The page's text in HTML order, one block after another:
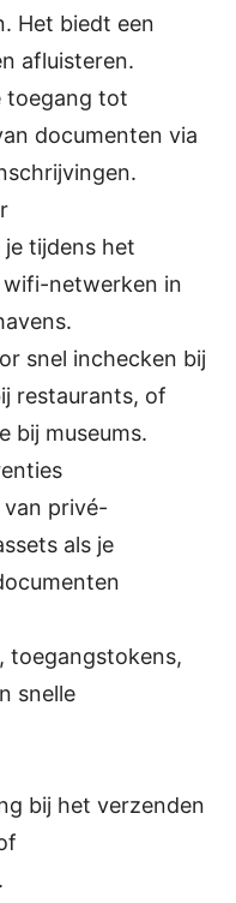
Het biedt een
afluisteren.
toegang tot
documenten via
je tijdens het
netwerken in
snel inchecken bij
restaurants, of
bij museums.
van privé-
als je
toegangstokens,
snelle
bij het verzenden